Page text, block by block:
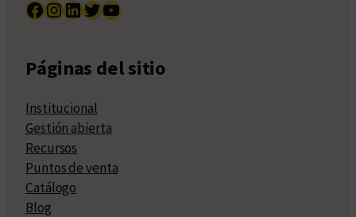
Facebook InstagramLinkedIn Twitter YouTube
Páginas del sitio
Institucional
Gestión abierta
Recursos
Puntos de venta
Catálogo
Blog